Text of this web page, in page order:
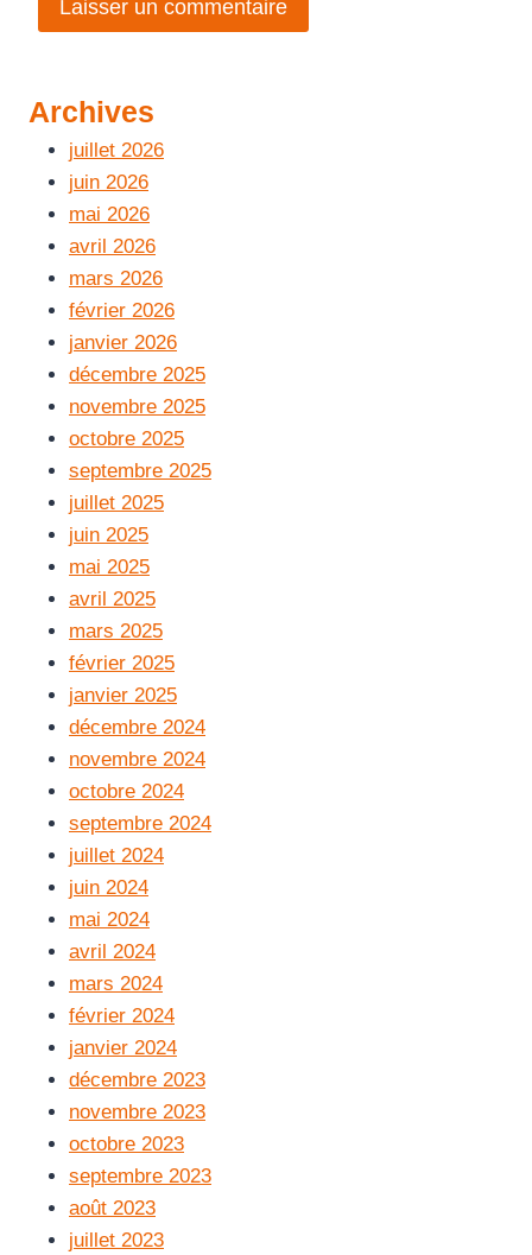
Archives
juillet 2026
juin 2026
mai 2026
avril 2026
mars 2026
février 2026
janvier 2026
décembre 2025
novembre 2025
octobre 2025
septembre 2025
juillet 2025
juin 2025
mai 2025
avril 2025
mars 2025
février 2025
janvier 2025
décembre 2024
novembre 2024
octobre 2024
septembre 2024
juillet 2024
juin 2024
mai 2024
avril 2024
mars 2024
février 2024
janvier 2024
décembre 2023
novembre 2023
octobre 2023
septembre 2023
août 2023
juillet 2023